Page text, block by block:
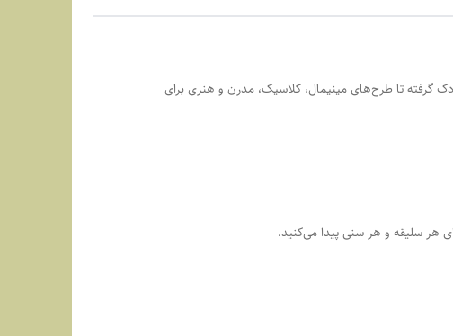
گرفته تا طرح‌های مینیمال، کلاسیک، مدرن و هنری برای
هر سلیقه و هر سنی پیدا می‌کنید.